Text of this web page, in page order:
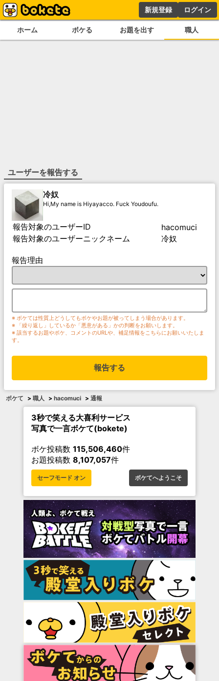
新規登録 ログイン
ホーム ボケる お題を出す 職人
ユーザーを報告する
冷奴
Hi,My name is Hiyayacco. Fuck Youdoufu.
報告対象のユーザーID
hacomuci
報告対象のユーザーニックネーム
冷奴
報告理由
※ ボケては性質上どうしてもボケやお題が被ってしまう場合があります。
※ 「繰り返し」しているか「悪意がある」かの判断をお願いします。
※ 該当するお題やボケ、コメントのURLや、補足情報をこちらにお願いいたしま
す。
報告する
ボケて > 職人 > hacomuci > 通報
3秒で笑える大喜利サービス
写真で一言ボケて(bokete)
ボケ投稿数 115,506,460件
お題投稿数 8,107,057件
セーフモード オン ボケてへようこそ